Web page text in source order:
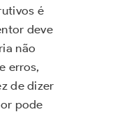
é
deve
não
erros,
de dizer
pode